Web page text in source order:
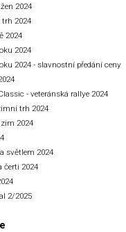
2024
2024
2024
2024
2024 - slavnostní předání ceny
- veteránská rallye 2024
trh 2024
2024
světlem 2024
čerti 2024
2/2025